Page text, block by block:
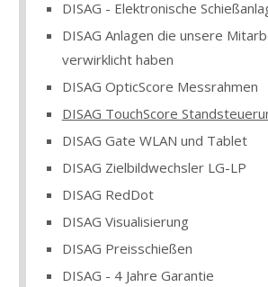
DISAG - Elektronische
DISAG Anlagen die unsere
verwirklicht haben
DISAG OpticScore Messrahmen
DISAG TouchScore
DISAG Gate WLAN und Tablet
DISAG Zielbildwechsler LG-LP
DISAG RedDot
DISAG Visualisierung
DISAG Preisschießen
DISAG - 4 Jahre Garantie